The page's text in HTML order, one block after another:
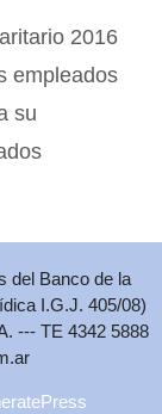
2016
empleados
su
del Banco de la
I.G.J. 405/08)
--- TE 4342 5888